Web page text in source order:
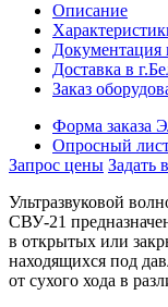
Описание
Документация
Доставка в
Заказ
Форма
Опросный
Запрос цены Задать
Ультразвуковой
СВУ-21
в открытых или
находящихся под
от сухого хода в